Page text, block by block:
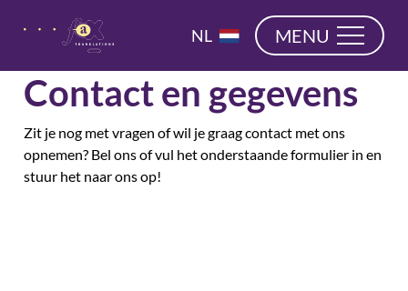
NL
DE
MENU
Contact en gegevens
Zit je nog met vragen of wil je graag contact met ons
opnemen? Bel ons of vul het onderstaande formulier in en
stuur het naar ons op!